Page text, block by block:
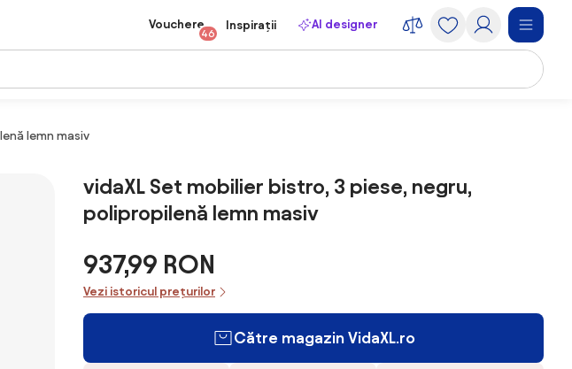
Vouchere
46
Inspirații AI designer
lemn masiv
vidaXL Set mobilier bistro, 3 piese, negru,
polipropilenă lemn masiv
937,99 RON
Vezi istoricul prețurilor
Către magazin VidaXL.ro